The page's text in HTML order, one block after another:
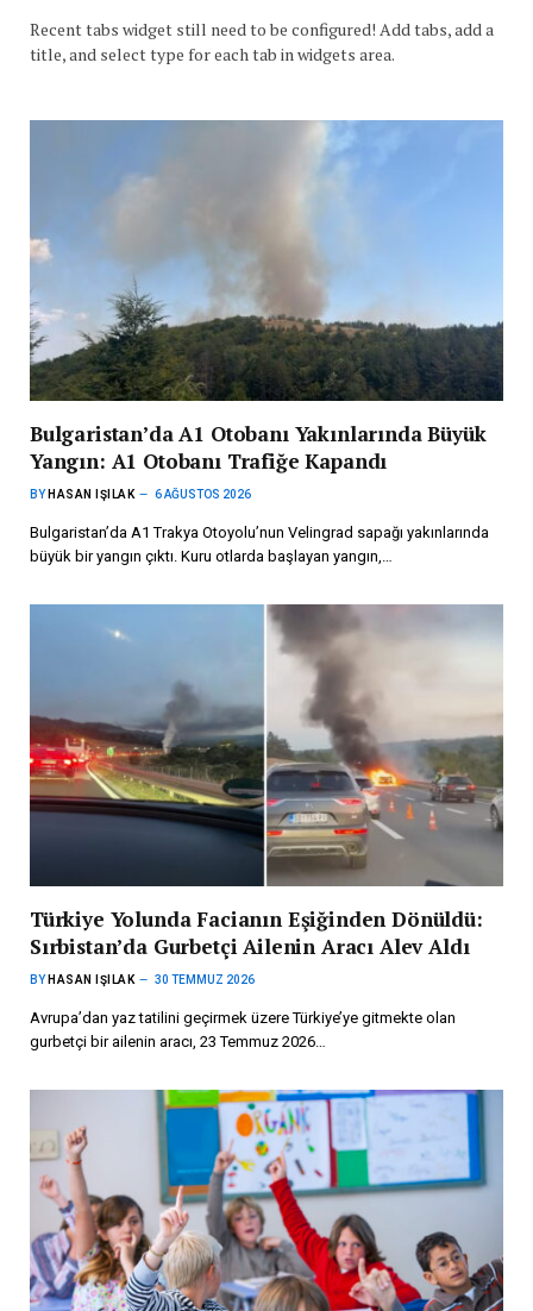
Recent tabs widget still need to be configured! Add tabs, add a
title, and select type for each tab in widgets area.
Bulgaristan’da A1 Otobanı Yakınlarında Büyük
Yangın: A1 Otobanı Trafiğe Kapandı
BY HASAN IŞILAK 6 AĞUSTOS 2026
Bulgaristan’da A1 Trakya Otoyolu’nun Velingrad sapağı yakınlarında
büyük bir yangın çıktı. Kuru otlarda başlayan yangın,…
Türkiye Yolunda Facianın Eşiğinden Dönüldü:
Sırbistan’da Gurbetçi Ailenin Aracı Alev Aldı
BY HASAN IŞILAK 30 TEMMUZ 2026
Avrupa’dan yaz tatilini geçirmek üzere Türkiye’ye gitmekte olan
gurbetçi bir ailenin aracı, 23 Temmuz 2026…